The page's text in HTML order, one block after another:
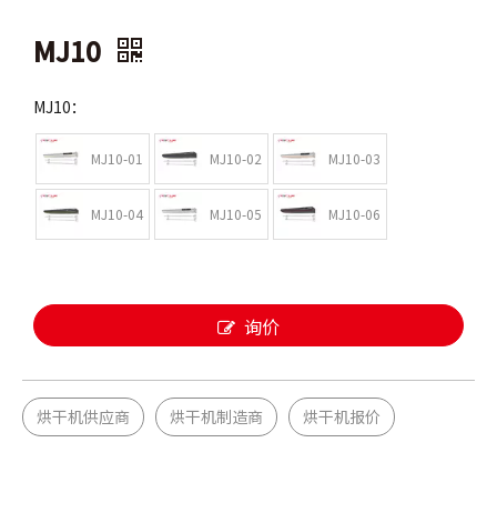
MJ10
MJ10：
MJ10-01 MJ10-02 MJ10-03
MJ10-04 MJ10-05 MJ10-06
询价
烘干机供应商 烘干机制造商 烘干机报价